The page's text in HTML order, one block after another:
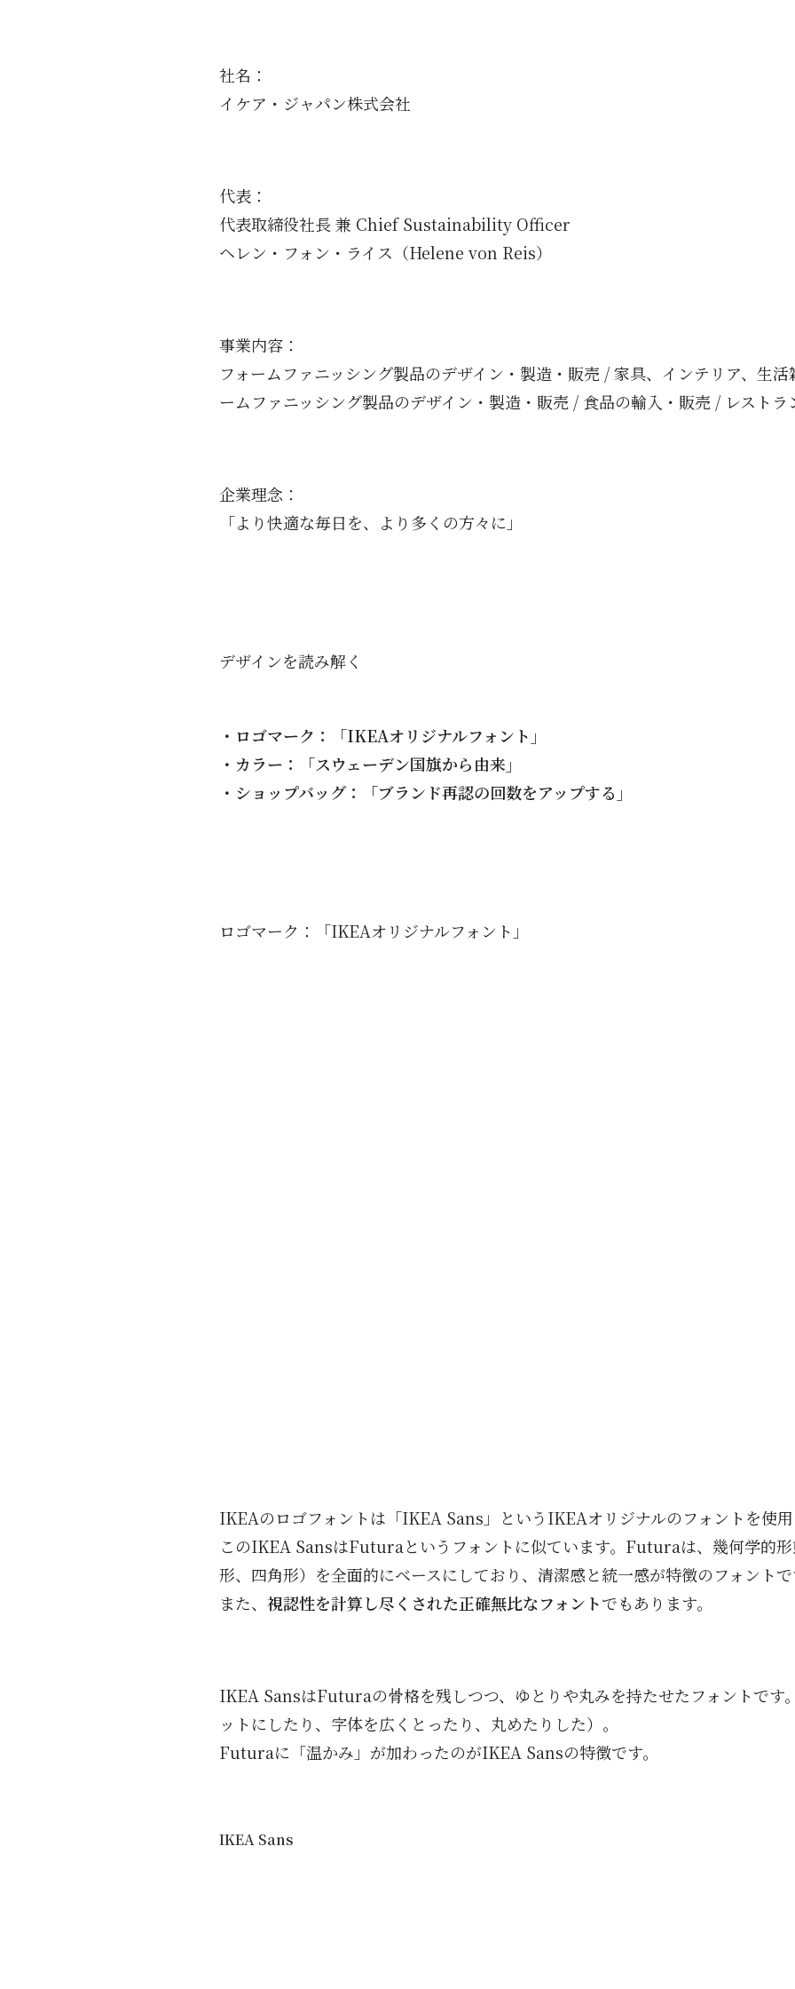
社名：
イケア・ジャパン株式会社
代表：
代表取締役社長 兼 Chief Sustainability Officer
ヘレン・フォン・ライス（Helene von Reis）
事業内容：
フォームファニッシング製品のデザイン・製造・販売 / 家具、インテリア、生
ームファニッシング製品のデザイン・製造・販売 / 食品の輸入・販売 / レストラ
企業理念：
「より快適な毎日を、より多くの方々に」
デザインを読み解く
・ロゴマーク：「IKEAオリジナルフォント」
・カラー：「スウェーデン国旗から由来」
・ショップバッグ：「ブランド再認の回数をアップする」
ロゴマーク：「IKEAオリジナルフォント」
IKEAのロゴフォントは「IKEA Sans」というIKEAオリジナルのフォントを使
このIKEA SansはFuturaというフォントに似ています。Futuraは、幾何学的
形、四角形）を全面的にベースにしており、清潔感と統一感が特徴のフォント
また、 視認性を計算し尽くされた正確無比なフォントでもあります。
IKEA SansはFuturaの骨格を残しつつ、ゆとりや丸みを持たせたフォントで
ットにしたり、字体を広くとったり、丸めたりした）。
Futuraに「温かみ」が加わったのがIKEA Sansの特徴です。
IKEA Sans